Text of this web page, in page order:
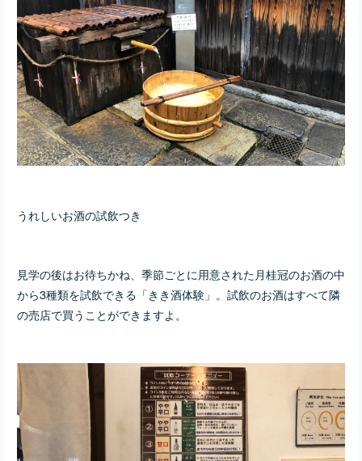
うれしいお酒の試飲つき
見学の後はお待ちかね、季節ごとに用意された月桂冠のお酒の中
から3種類を試飲できる「きき酒体験」。試飲のお酒はすべて隣
の売店で買うことができますよ。